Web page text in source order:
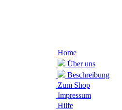
Home
Über uns
Beschreibung
Zum Shop
Impressum
Hilfe